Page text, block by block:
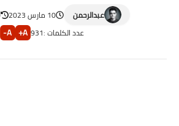
عبدالرحمن 10 مارس 2023
عدد الكلمات :931
A+
A-